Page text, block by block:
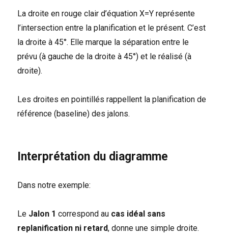
La droite en rouge clair d’équation X=Y représente
l’intersection entre la planification et le présent. C’est
la droite à 45°. Elle marque la séparation entre le
prévu (à gauche de la droite à 45°) et le réalisé (à
droite).
Les droites en pointillés rappellent la planification de
référence (baseline) des jalons.
Interprétation du diagramme
Dans notre exemple:
Le Jalon 1 correspond au cas idéal sans
replanification ni retard, donne une simple droite.